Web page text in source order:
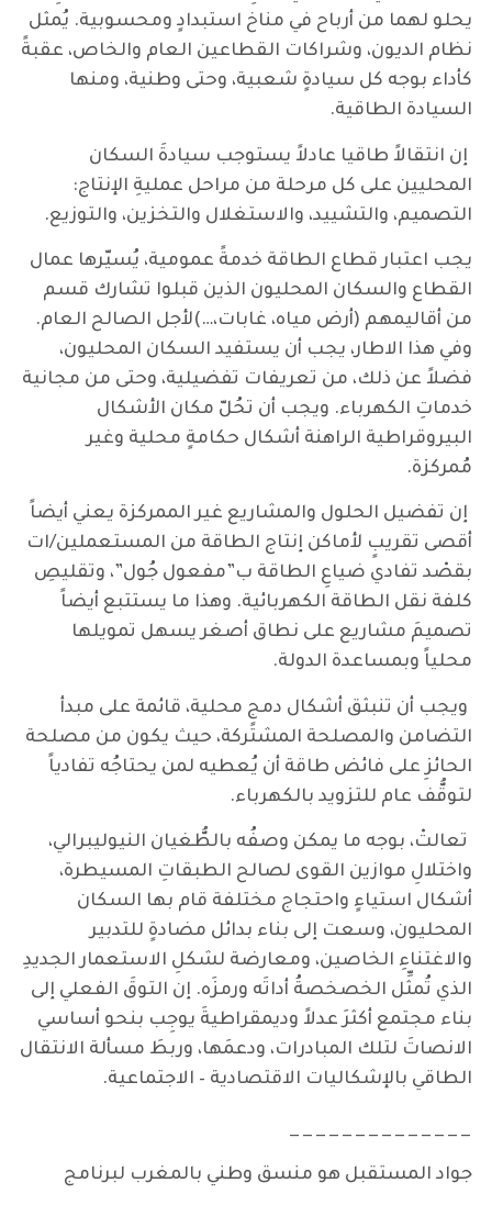
يحلو لهما من أرباح في مناخ استبدادٍ ومحسوبية. يُمثل
نظام الديون، وشراكات القطاعين العام والخاص، عقبةً
كأداء بوجه كل سيادةٍ شعبية، وحتى وطنية، ومنها
السيادة الطاقية.
إن انتقالاً طاقيا عادلاً يستوجب سيادةَ السكان
المحليين على كل مرحلة من مراحل عمليةِ الإنتاج:
التصميم، والتشييد، والاستغلال والتخزين، والتوزيع.
يجب اعتبار قطاع الطاقة خدمةً عمومية، يُسيّرها عمال
القطاع والسكان المحليون الذين قبلوا تشارك قسم
من أقاليمهم (أرض مياه، غابات،…)لأجل الصالح العام.
وفي هذا الاطار، يجب أن يستفيد السكان المحليون،
فضلاً عن ذلك، من تعريفات تفضيلية، وحتى من مجانية
خدماتِ الكهرباء. ويجب أن تحُلّ مكان الأشكال
البيروقراطية الراهنة أشكال حكامةٍ محلية وغير
مُمركزة.
إن تفضيل الحلول والمشاريع غير الممركزة يعني أيضاً
أقصى تقريبٍ لأماكن إنتاج الطاقة من المستعملين/ات
بقصْد تفادي ضياعِ الطاقة ب”مفعول جُول”، وتقليصِ
كلفة نقل الطاقة الكهربائية. وهذا ما يستتبع أيضاً
تصميمَ مشاريع على نطاق أصغر يسهل تمويلها
محلياً وبمساعدة الدولة.
ويجب أن تنبثق أشكال دمجٍ محلية، قائمة على مبدأ
التضامن والمصلحة المشتركة، حيث يكون من مصلحة
الحائزِ على فائض طاقة أن يُعطيه لمن يحتاجُه تفادياً
لتوقُّف عام للتزويد بالكهرباء.
تعالتْ، بوجه ما يمكن وصفُه بالطُّغيان النيوليبرالي،
واختلالِ موازين القوى لصالح الطبقاتِ المسيطرة،
أشكال استياءٍ واحتجاج مختلفة قام بها السكان
المحليون، وسعت إلى بناء بدائل مضادةٍ للتدبير
والاغتناءِ الخاصين، ومعارضة لشكلِ الاستعمار الجديدِ
الذي تُمثِّل الخصخصةُ أداتَه ورمزَه. إن التوقَ الفعلي إلى
بناء مجتمع أكثرَ عدلاً وديمقراطيةَ يوجِب بنحو أساسي
الانصاتَ لتلك المبادرات، ودعمَها، وربطَ مسألة الانتقال
الطاقي بالإشكاليات الاقتصادية – الاجتماعية.
______________
جواد المستقبل هو منسق وطني بالمغرب لبرنامج